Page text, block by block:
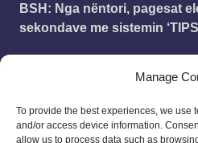
Manage
To provide the best experiences, we use
and/or access device information.
allow us to process data such as
BSH: Nga nëntori, pagesat
sekondave me sistemin
është çmimi për
Leonard onPublikohet